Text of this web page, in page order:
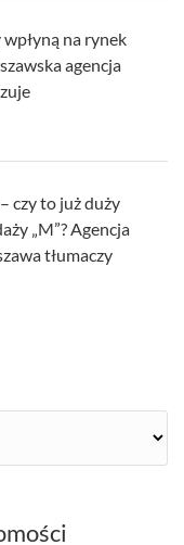
na rynek
agencja
czy to już duży
„M”? Agencja
tłumaczy